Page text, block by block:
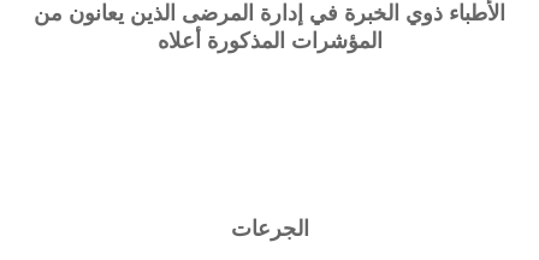
الأطباء ذوي الخبرة في إدارة المرضى الذين يعانون من
المؤشرات المذكورة أعلاه
الجرعات